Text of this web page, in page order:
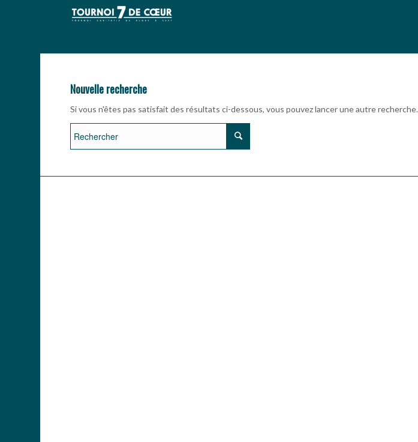
Nouvelle recherche
Si vous n'êtes pas satisfait des résultats ci-dessous, vous pouvez lancer une autre recherche.